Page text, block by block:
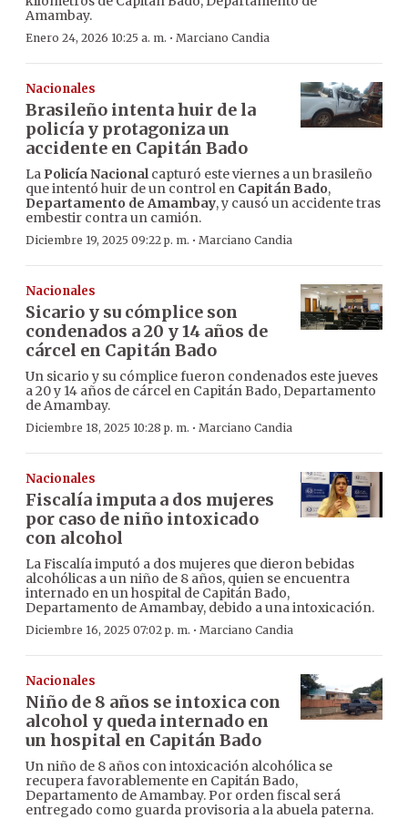
Amambay.
Enero 24, 2026 10:25 a. m. · Marciano Candia
Nacionales
Brasileño intenta huir de la
policía y protagoniza un
accidente en Capitán Bado
La Policía Nacionalcapturó este viernes a un brasileño
que intentó huir de un control en Capitán Bado,
Departamento de Amambay, y causó un accidente tras
embestir contra un camión.
Diciembre 19, 2025 09:22 p. m. · Marciano Candia
Nacionales
Sicario y su cómplice son
condenados a 20 y 14 años de
cárcel en Capitán Bado
Un sicario y su cómplice fueron condenados este jueves
a 20 y 14 años de cárcel en Capitán Bado, Departamento
de Amambay.
Diciembre 18, 2025 10:28 p. m. · Marciano Candia
Nacionales
Fiscalía imputa a dos mujeres
por caso de niño intoxicado
con alcohol
La Fiscalía imputó a dos mujeres que dieron bebidas
alcohólicas a un niño de 8 años, quien se encuentra
internado en un hospital de Capitán Bado,
Departamento de Amambay, debido a una intoxicación.
Diciembre 16, 2025 07:02 p. m. · Marciano Candia
Nacionales
Niño de 8 años se intoxica con
alcohol y queda internado en
un hospital en Capitán Bado
Un niño de 8 años con intoxicación alcohólica se
recupera favorablemente en Capitán Bado,
Departamento de Amambay. Por orden fiscal será
entregado como guarda provisoria a la abuela paterna.